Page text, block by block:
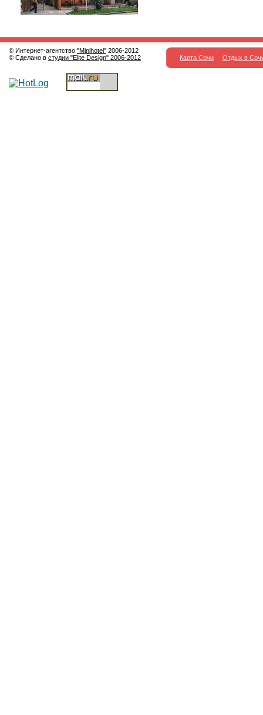
© Интернет-агентство "Minihotel" 2006-2012
© Сделано в студии "Elite Design" 2006-2012 Карта Сочи Отдых в